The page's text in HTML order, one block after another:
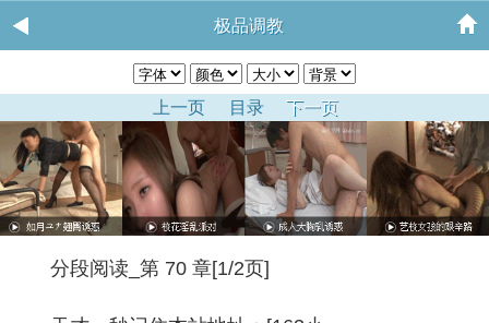
极品调教
上一页 目录 下一页
分段阅读_第 70 章[1/2页]